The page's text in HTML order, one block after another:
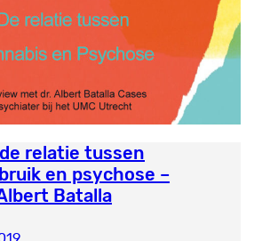
relatie tussen
en psychose –
Batalla